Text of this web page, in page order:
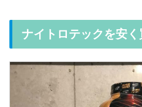
ナイトロテックを安